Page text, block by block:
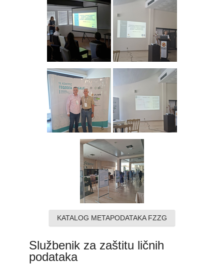
KATALOG METAPODATAKA FZZG
Službenik za zaštitu ličnih
podataka